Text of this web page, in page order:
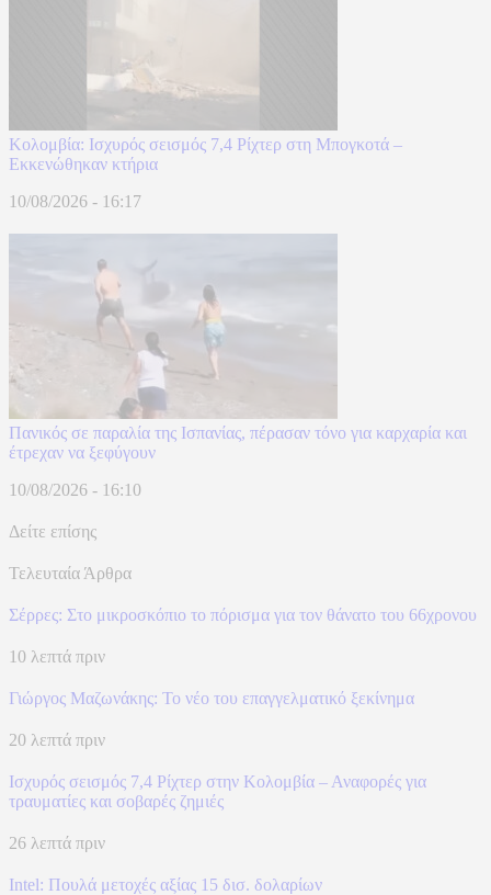
Κολομβία: Ισχυρός σεισμός 7,4 Ρίχτερ στη Μπογκοτά –
Εκκενώθηκαν κτήρια
10/08/2026 - 16:17
Πανικός σε παραλία της Ισπανίας, πέρασαν τόνο για καρχαρία και
έτρεχαν να ξεφύγουν
10/08/2026 - 16:10
Δείτε επίσης
Τελευταία Άρθρα
Σέρρες: Στο μικροσκόπιο το πόρισμα για τον θάνατο του 66χρονου
10 λεπτά πριν
Γιώργος Μαζωνάκης: Το νέο του επαγγελματικό ξεκίνημα
20 λεπτά πριν
Ισχυρός σεισμός 7,4 Ρίχτερ στην Κολομβία – Αναφορές για
τραυματίες και σοβαρές ζημιές
26 λεπτά πριν
Intel: Πουλά μετοχές αξίας 15 δισ. δολαρίων